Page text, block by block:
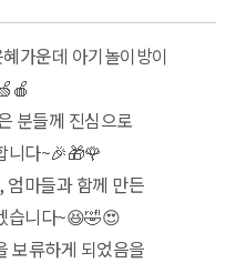
가운데 아기놀이방이
분들께 진심으로
니다~🎉🎁🌹
엄마들과 함께 만든
습니다~😆🤣😍
보류하게 되었음을